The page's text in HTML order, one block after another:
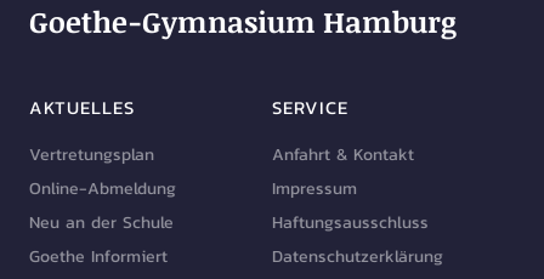
Goethe-Gymnasium Hamburg
AKTUELLES
Vertretungsplan
Online-Abmeldung
Neu an der Schule
Goethe Informiert
SERVICE
Anfahrt & Kontakt
Impressum
Haftungsausschluss
Datenschutzerklärung